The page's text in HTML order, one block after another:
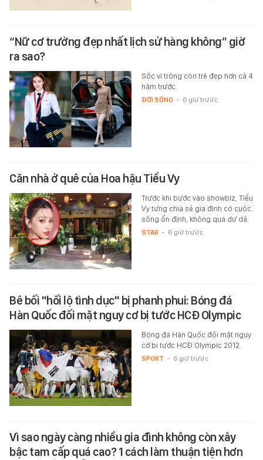
“Nữ cơ trưởng đẹp nhất lịch sử hàng không” giờ
ra sao?
Sốc vì trông còn trẻ đẹp hơn cả 4
năm trước.
ĐỜI SỐNG - 6 giờ trước
Căn nhà ở quê của Hoa hậu Tiểu Vy
Trước khi bước vào showbiz, Tiểu
Vy từng chia sẻ gia đình có cuộc
sống ổn định, không quá dư dả.
STAR - 6 giờ trước
Bê bối "hối lộ tình dục" bị phanh phui: Bóng đá
Hàn Quốc đối mặt nguy cơ bị tước HCĐ Olympic
Bóng đá Hàn Quốc đối mặt nguy
cơ bị tước HCĐ Olympic 2012.
SPORT - 6 giờ trước
Vì sao ngày càng nhiều gia đình không còn xây
bậc tam cấp quá cao? 1 cách làm thuận tiện hơn